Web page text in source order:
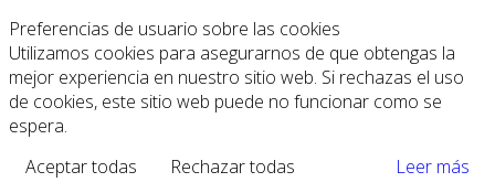
Preferencias de usuario sobre las cookies
Utilizamos cookies para asegurarnos de que obtengas la
mejor experiencia en nuestro sitio web. Si rechazas el uso
de cookies, este sitio web puede no funcionar como se
espera.
Aceptar todas
Rechazar todas
Leer más